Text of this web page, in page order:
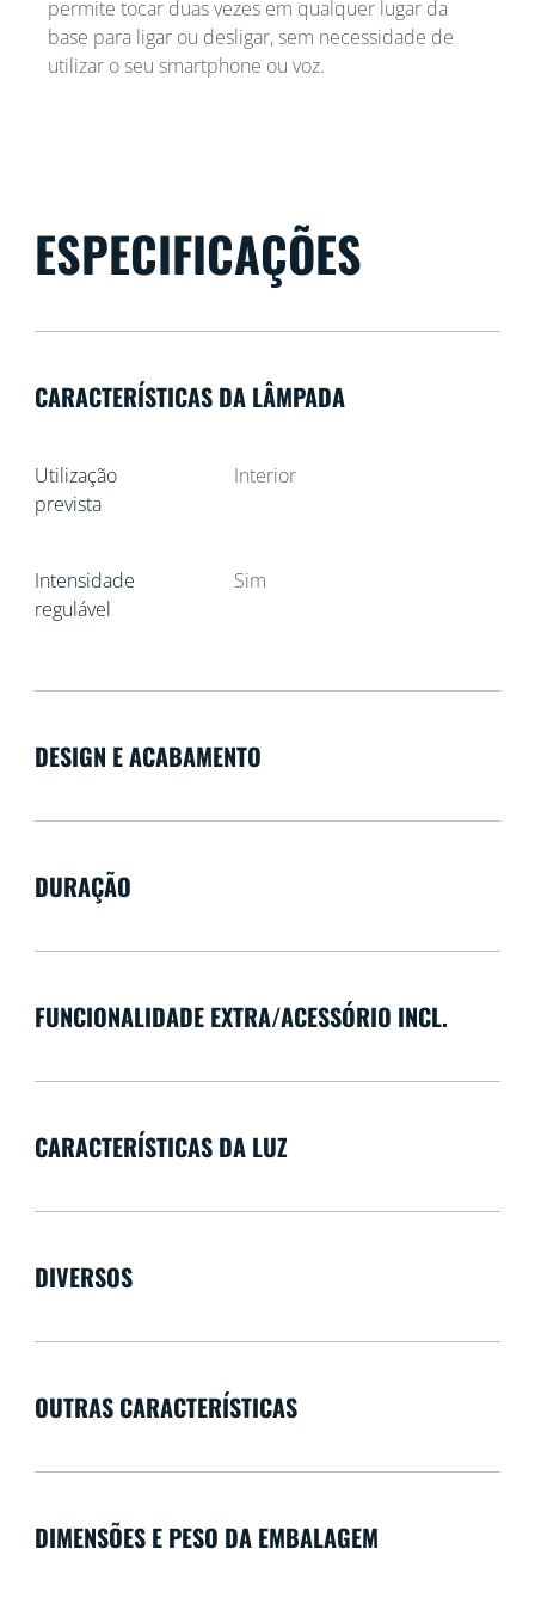
permite tocar duas vezes em qualquer lugar da
base para ligar ou desligar, sem necessidade de
utilizar o seu smartphone ou voz.
ESPECIFICAÇÕES
CARACTERÍSTICAS DA LÂMPADA
Utilização
prevista
Interior
Intensidade
regulável
Sim
DESIGN E ACABAMENTO
DURAÇÃO
FUNCIONALIDADE EXTRA/ACESSÓRIO INCL.
CARACTERÍSTICAS DA LUZ
DIVERSOS
OUTRAS CARACTERÍSTICAS
DIMENSÕES E PESO DA EMBALAGEM